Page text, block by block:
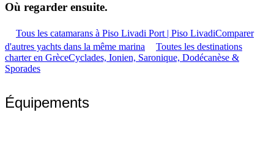
Où regarder ensuite.
Tous les catamarans à Piso Livadi Port | Piso LivadiComparer
d'autres yachts dans la même marina
Toutes les destinations
charter en GrèceCyclades, Ionien, Saronique, Dodécanèse &
Sporades
Équipements